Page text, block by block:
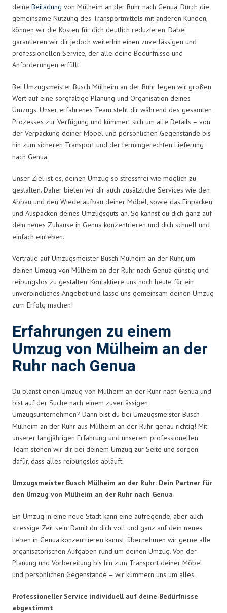
deine Beiladung von Mülheim an der Ruhr nach Genua. Durch die
gemeinsame Nutzung des Transportmittels mit anderen Kunden,
können wir die Kosten für dich deutlich reduzieren. Dabei
garantieren wir dir jedoch weiterhin einen zuverlässigen und
professionellen Service, der alle deine Bedürfnisse und
Anforderungen erfüllt.
Bei Umzugsmeister Busch Mülheim an der Ruhr legen wir großen
Wert auf eine sorgfältige Planung und Organisation deines
Umzugs. Unser erfahrenes Team steht dir während des gesamten
Prozesses zur Verfügung und kümmert sich um alle Details – von
der Verpackung deiner Möbel und persönlichen Gegenstände bis
hin zum sicheren Transport und der termingerechten Lieferung
nach Genua.
Unser Ziel ist es, deinen Umzug so stressfrei wie möglich zu
gestalten. Daher bieten wir dir auch zusätzliche Services wie den
Abbau und den Wiederaufbau deiner Möbel, sowie das Einpacken
und Auspacken deines Umzugsguts an. So kannst du dich ganz auf
dein neues Zuhause in Genua konzentrieren und dich schnell und
einfach einleben.
Vertraue auf Umzugsmeister Busch Mülheim an der Ruhr, um
deinen Umzug von Mülheim an der Ruhr nach Genua günstig und
reibungslos zu gestalten. Kontaktiere uns noch heute für ein
unverbindliches Angebot und lasse uns gemeinsam deinen Umzug
zum Erfolg machen!
Erfahrungen zu einem
Umzug von Mülheim an der
Ruhr nach Genua
Du planst einen Umzug von Mülheim an der Ruhr nach Genua und
bist auf der Suche nach einem zuverlässigen
Umzugsunternehmen? Dann bist du bei Umzugsmeister Busch
Mülheim an der Ruhr aus Mülheim an der Ruhr genau richtig! Mit
unserer langjährigen Erfahrung und unserem professionellen
Team stehen wir dir bei deinem Umzug zur Seite und sorgen
dafür, dass alles reibungslos abläuft.
Umzugsmeister Busch Mülheim an der Ruhr: Dein Partner für
den Umzug von Mülheim an der Ruhr nach Genua
Ein Umzug in eine neue Stadt kann eine aufregende, aber auch
stressige Zeit sein. Damit du dich voll und ganz auf dein neues
Leben in Genua konzentrieren kannst, übernehmen wir gerne alle
organisatorischen Aufgaben rund um deinen Umzug. Von der
Planung und Vorbereitung bis hin zum Transport deiner Möbel
und persönlichen Gegenstände – wir kümmern uns um alles.
Professioneller Service individuell auf deine Bedürfnisse
abgestimmt